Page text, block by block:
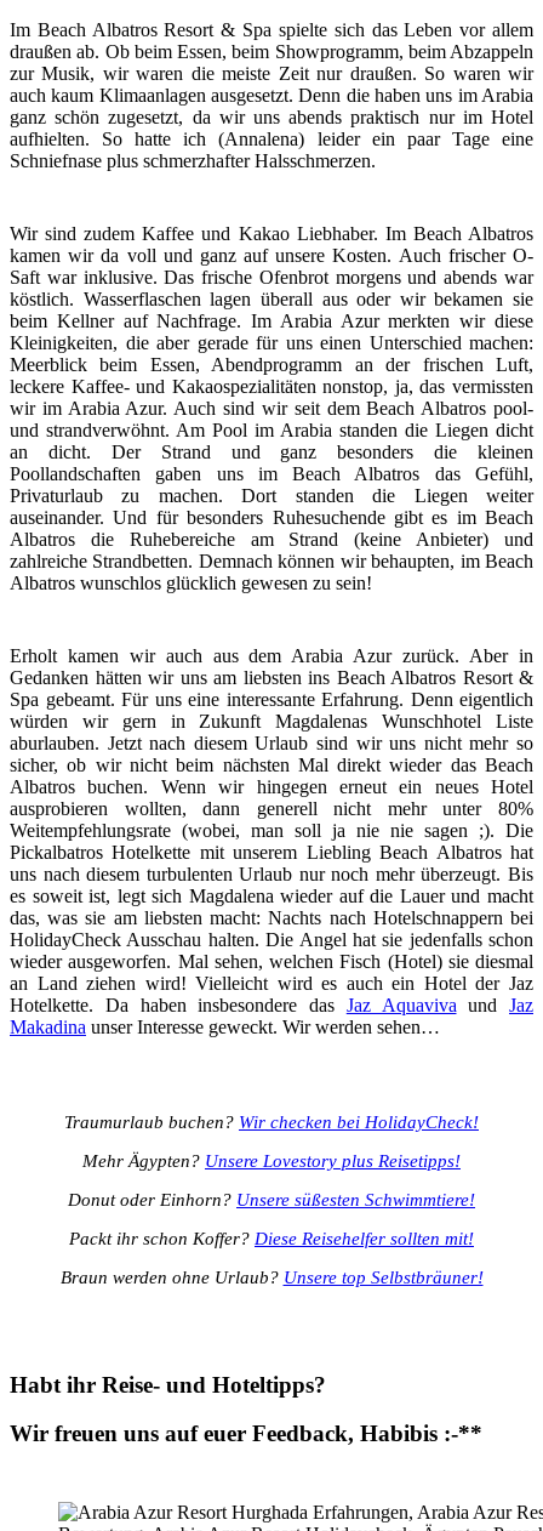
Im Beach Albatros Resort & Spa spielte sich das Leben vor allem
draußen ab. Ob beim Essen, beim Showprogramm, beim Abzappeln
zur Musik, wir waren die meiste Zeit nur draußen. So waren wir
auch kaum Klimaanlagen ausgesetzt. Denn die haben uns im Arabia
ganz schön zugesetzt, da wir uns abends praktisch nur im Hotel
aufhielten. So hatte ich (Annalena) leider ein paar Tage eine
Schniefnase plus schmerzhafter Halsschmerzen.
Wir sind zudem Kaffee und Kakao Liebhaber. Im Beach Albatros
kamen wir da voll und ganz auf unsere Kosten. Auch frischer O-
Saft war inklusive. Das frische Ofenbrot morgens und abends war
köstlich. Wasserflaschen lagen überall aus oder wir bekamen sie
beim Kellner auf Nachfrage. Im Arabia Azur merkten wir diese
Kleinigkeiten, die aber gerade für uns einen Unterschied machen:
Meerblick beim Essen, Abendprogramm an der frischen Luft,
leckere Kaffee- und Kakaospezialitäten nonstop, ja, das vermissten
wir im Arabia Azur. Auch sind wir seit dem Beach Albatros pool-
und strandverwöhnt. Am Pool im Arabia standen die Liegen dicht
an dicht. Der Strand und ganz besonders die kleinen
Poollandschaften gaben uns im Beach Albatros das Gefühl,
Privaturlaub zu machen. Dort standen die Liegen weiter
auseinander. Und für besonders Ruhesuchende gibt es im Beach
Albatros die Ruhebereiche am Strand (keine Anbieter) und
zahlreiche Strandbetten. Demnach können wir behaupten, im Beach
Albatros wunschlos glücklich gewesen zu sein!
Erholt kamen wir auch aus dem Arabia Azur zurück. Aber in
Gedanken hätten wir uns am liebsten ins Beach Albatros Resort &
Spa gebeamt. Für uns eine interessante Erfahrung. Denn eigentlich
würden wir gern in Zukunft Magdalenas Wunschhotel Liste
aburlauben. Jetzt nach diesem Urlaub sind wir uns nicht mehr so
sicher, ob wir nicht beim nächsten Mal direkt wieder das Beach
Albatros buchen. Wenn wir hingegen erneut ein neues Hotel
ausprobieren wollten, dann generell nicht mehr unter 80%
Weitempfehlungsrate (wobei, man soll ja nie nie sagen ;). Die
Pickalbatros Hotelkette mit unserem Liebling Beach Albatros hat
uns nach diesem turbulenten Urlaub nur noch mehr überzeugt. Bis
es soweit ist, legt sich Magdalena wieder auf die Lauer und macht
das, was sie am liebsten macht: Nachts nach Hotelschnappern bei
HolidayCheck Ausschau halten. Die Angel hat sie jedenfalls schon
wieder ausgeworfen. Mal sehen, welchen Fisch (Hotel) sie diesmal
an Land ziehen wird! Vielleicht wird es auch ein Hotel der Jaz
Hotelkette. Da haben insbesondere das Jaz Aquaviva und Jaz
Makadina unser Interesse geweckt. Wir werden sehen…
Traumurlaub buchen? Wir checken bei HolidayCheck!
Mehr Ägypten? Unsere Lovestory plus Reisetipps!
Donut oder Einhorn? Unsere süßesten Schwimmtiere!
Packt ihr schon Koffer? Diese Reisehelfer sollten mit!
Braun werden ohne Urlaub? Unsere top Selbstbräuner!
Habt ihr Reise- und Hoteltipps?
Wir freuen uns auf euer Feedback, Habibis :-**